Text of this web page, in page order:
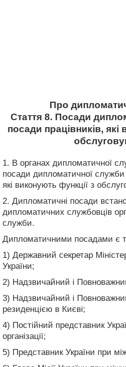
Про
Стаття 8. Посади
посади працівників, які
1. В органах дипломатичної
посади дипломатичної служби
які виконують функції з
2. Дипломатичні посади
дипломатичних службовців
служби.
Дипломатичними посадами є
1) Державний секретар
України;
2) Надзвичайний і
3) Надзвичайний і
резиденцією в Києві;
4) Постійний представник
організації;
5) Представник України при